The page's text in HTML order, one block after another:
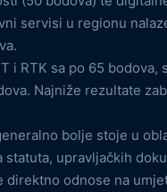
servisi u regionu
i RTK sa po 65 bodova,
Najniže rezultate
bolje stoje u
upravljačkih
direktno odnose na